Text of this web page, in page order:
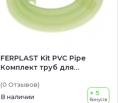
FERPLAST Kit PVC Pipe
Комплект труб для
(0 Отзывов)
В наличии
+ 5
бонусів